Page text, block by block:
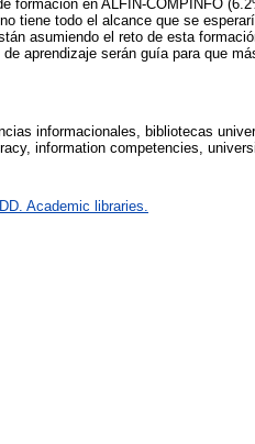
formación en ALFIN-COMPINFO
tiene todo el alcance que se
asumiendo el reto de esta
aprendizaje serán guía para que
informacionales, bibliotecas
information competencies,
DD. Academic libraries.